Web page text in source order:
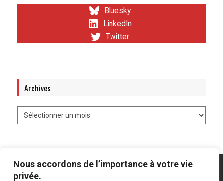
Nous accordons de l’importance à votre vie
privée.
Bluesky
LinkedIn
Twitter
Archives